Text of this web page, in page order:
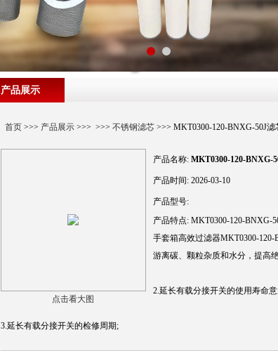
产品展示
首页>>> 产品展示>>> >>> 不锈钢滤芯>>> MKT0300-120-BNXG-50J滤
点击看大图
产品名称: MKT0300-120-BNXG-
产品时间: 2026-03-10
产品型号:
产品特点: MKT0300-120-BNXG-
手套箱高效过滤器MKT0300-
游离碳、颗粒杂质和水分，提高
2.延长有载分接开关的使用寿命
3.延长有载分接开关的检修周期;